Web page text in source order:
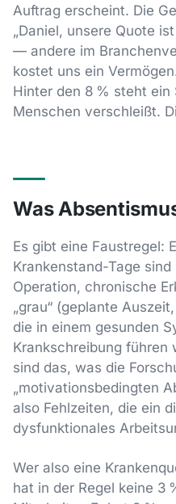
Auftrag erscheint. Die
„Daniel, unsere Quote
— andere im
kostet uns ein
Hinter den 8 % steht ein
Menschen verschleißt.
Was
Es gibt eine Faustregel:
Krankenstand-Tage sind
Operation, chronische
„grau“ (geplante
die in einem gesunden
Krankschreibung führen
sind das, was die
„motivationsbedingten
also Fehlzeiten, die ein
dysfunktionales
Wer also eine
hat in der Regel keine 3